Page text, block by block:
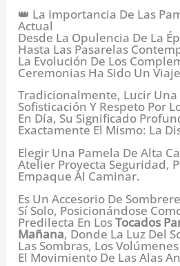
👑 La Importancia De Las
Actual
Desde La Opulencia De La
Hasta Las Pasarelas
La Evolución De Los
Ceremonias Ha Sido Un
Tradicionalmente, Lucir
Sofisticación Y Respeto Por
En Día, Su Significado
Exactamente El Mismo: La
Elegir Una Pamela De Alta
Atelier Proyecta Seguridad,
Empaque Al Caminar.
Es Un Accesorio De
Sí Solo, Posicionándose
Predilecta En LosTocados
Mañana, Donde La Luz Del
Las Sombras, Los
El Movimiento De Las Alas